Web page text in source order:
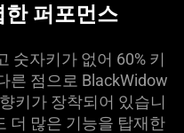
퍼포먼스
숫자키가 없어 60% 키
른 점으로 BlackWidow
키가 장착되어 있습니
더 많은 기능을 탑재한